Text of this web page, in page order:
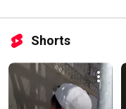
Shorts